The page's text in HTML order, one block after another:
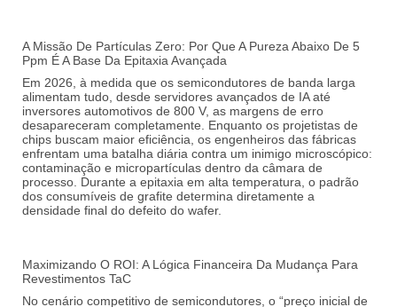
A Missão De Partículas Zero: Por Que A Pureza Abaixo De 5
Ppm É A Base Da Epitaxia Avançada
Em 2026, à medida que os semicondutores de banda larga
alimentam tudo, desde servidores avançados de IA até
inversores automotivos de 800 V, as margens de erro
desapareceram completamente. Enquanto os projetistas de
chips buscam maior eficiência, os engenheiros das fábricas
enfrentam uma batalha diária contra um inimigo microscópico:
contaminação e micropartículas dentro da câmara de
processo. Durante a epitaxia em alta temperatura, o padrão
dos consumíveis de grafite determina diretamente a
densidade final do defeito do wafer.
Maximizando O ROI: A Lógica Financeira Da Mudança Para
Revestimentos TaC
No cenário competitivo de semicondutores, o “preço inicial de